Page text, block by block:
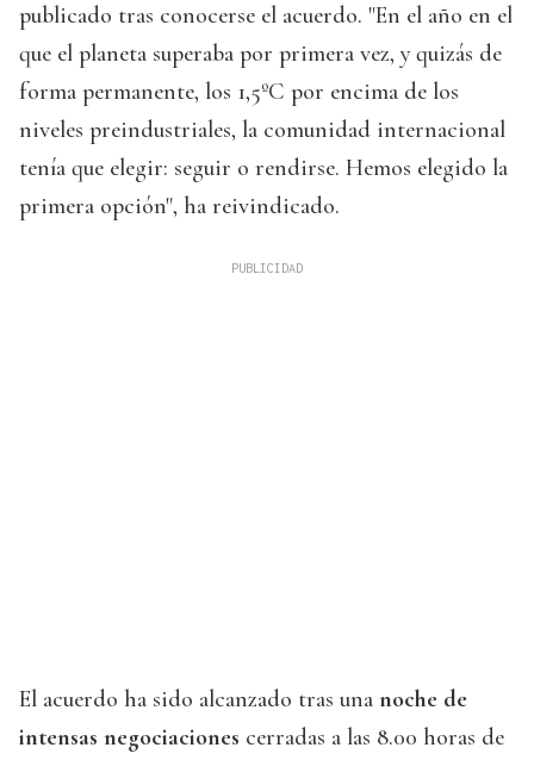
publicado tras conocerse el acuerdo. "En el año en el
que el planeta superaba por primera vez, y quizás de
forma permanente, los 1,5ºC por encima de los
niveles preindustriales, la comunidad internacional
tenía que elegir: seguir o rendirse. Hemos elegido la
primera opción", ha reivindicado.
El acuerdo ha sido alcanzado tras una noche de
intensas negociaciones cerradas a las 8.00 horas de